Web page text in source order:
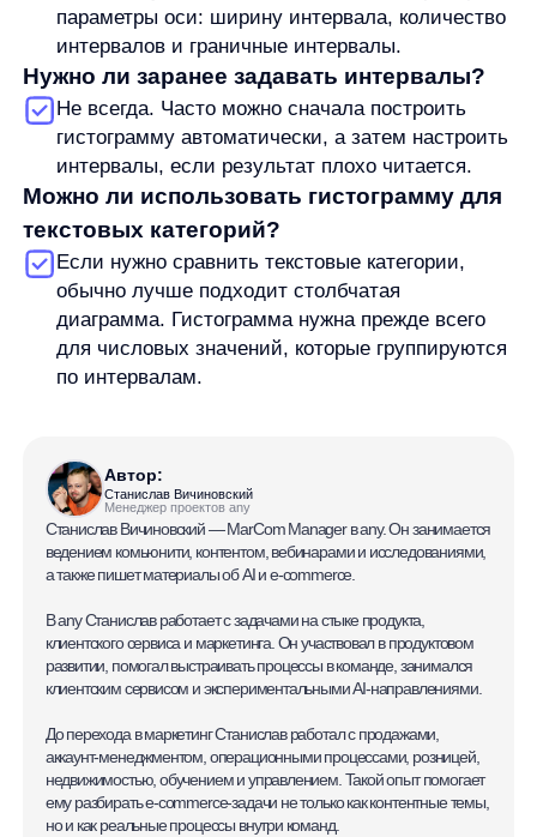
© ООО «Д Технолоджи», 2014-2026
Юридический адрес:121 205, город Москва, тер Инновационного
Центра Сколково, Большой б-р, д. 42 стр. 1
Фактический адрес:улица Грузинский Вал, 7. Башня 2
Основной код по ОКВЭД — 62.01 Разработка компьютерного
программного обеспечения
any
support@diginetica.com
Вакансии
Документы
Реквизиты
Лицензионный договор-оферта
Согласие на обработку персональных данных
Рекомендательные алгоритмы
Деятельность в области ИТ
Согласие на получение рекламных и информационных
Руководство пользователя
Функциональные характеристики программного обеспечения
ПО распространяется в виде интернет-сервиса, специальные действия по